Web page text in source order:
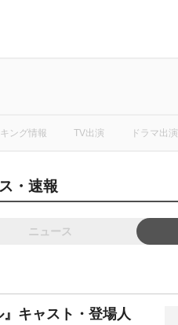
ング情報 TV出演 ドラマ出演
・速報
ニュース
キャスト・登場人